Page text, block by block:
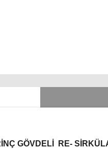
RE-